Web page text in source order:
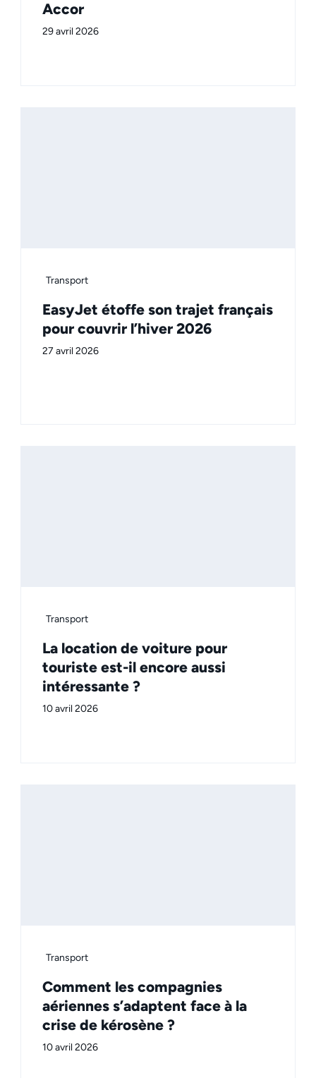
Accor
29 avril 2026
Transport
EasyJet étoffe son trajet français
pour couvrir l’hiver 2026
27 avril 2026
Transport
La location de voiture pour
touriste est-il encore aussi
intéressante ?
10 avril 2026
Transport
Comment les compagnies
aériennes s’adaptent face à la
crise de kérosène ?
10 avril 2026